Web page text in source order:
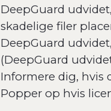
DeepGuard
skadelige filer
DeepGuard
(DeepGuard
Informere dig, hvis
Popper op hvis